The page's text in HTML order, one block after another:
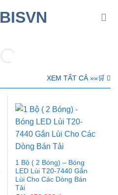
XEM TẤT CẢ »️»️🛒
1 Bộ ( 2 Bóng) – Bóng
LED Lùi T20-7440 Gắn
Lùi Cho Các Dòng Bán
Tải